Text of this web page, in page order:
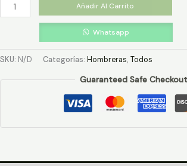
Añadir Al Carrito
Whatsapp
SKU: N/D Categorías: Hombreras, Todos
Guaranteed Safe Checkout